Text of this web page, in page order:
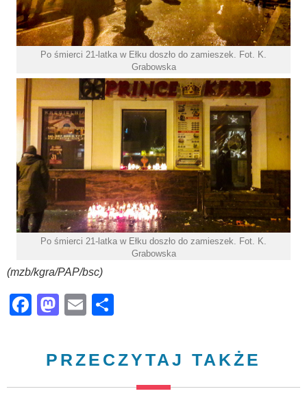
Po śmierci 21-latka w Ełku doszło do zamieszek. Fot. K.
Grabowska
Po śmierci 21-latka w Ełku doszło do zamieszek. Fot. K.
Grabowska
(mzb/kgra/PAP/bsc)
Facebook
Mastodon
Email
PRZECZYTAJ TAKŻE